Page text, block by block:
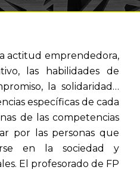
actitud emprendedora,
las habilidades de
la solidaridad…
específicas de cada
de las competencias
por las personas que
en la sociedad y
El profesorado de FP